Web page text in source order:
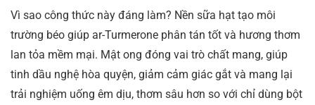
Vì sao công thức này đáng làm? Nền sữa hạt tạo môi
trường béo giúp ar-Turmerone phân tán tốt và hương thơm
lan tỏa mềm mại. Mật ong đóng vai trò chất mang, giúp
tinh dầu nghệ hòa quyện, giảm cảm giác gắt và mang lại
trải nghiệm uống êm dịu, thơm sâu hơn so với chỉ dùng bột